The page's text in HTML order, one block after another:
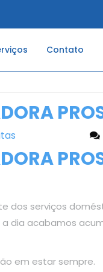
Contato
dos serviços
dia acabamos
em estar sempre.